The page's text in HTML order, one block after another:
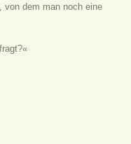
von dem man noch eine